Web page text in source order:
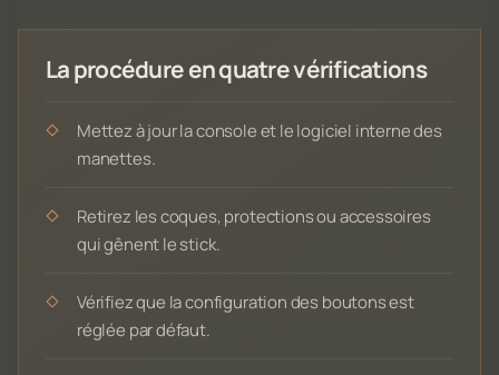
La procédure en quatre vérifications
Mettez à jour la console et le logiciel interne des
manettes.
Retirez les coques, protections ou accessoires
qui gênent le stick.
Vérifiez que la configuration des boutons est
réglée par défaut.